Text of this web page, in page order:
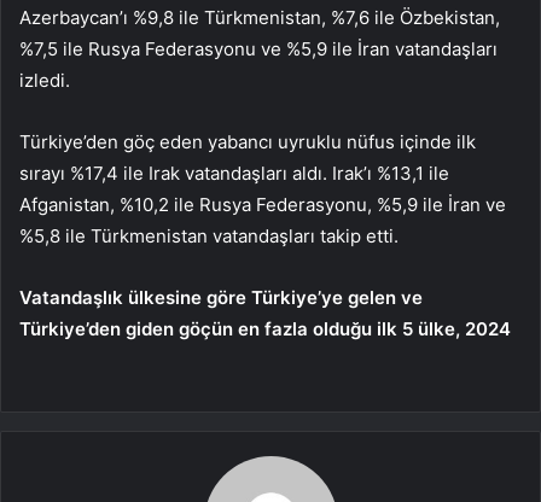
Azerbaycan’ı %9,8 ile Türkmenistan, %7,6 ile Özbekistan,
%7,5 ile Rusya Federasyonu ve %5,9 ile İran vatandaşları
izledi.
Türkiye’den göç eden yabancı uyruklu nüfus içinde ilk
sırayı %17,4 ile Irak vatandaşları aldı. Irak’ı %13,1 ile
Afganistan, %10,2 ile Rusya Federasyonu, %5,9 ile İran ve
%5,8 ile Türkmenistan vatandaşları takip etti.
Vatandaşlık ülkesine göre Türkiye’ye gelen ve
Türkiye’den giden göçün en fazla olduğu ilk 5 ülke, 2024